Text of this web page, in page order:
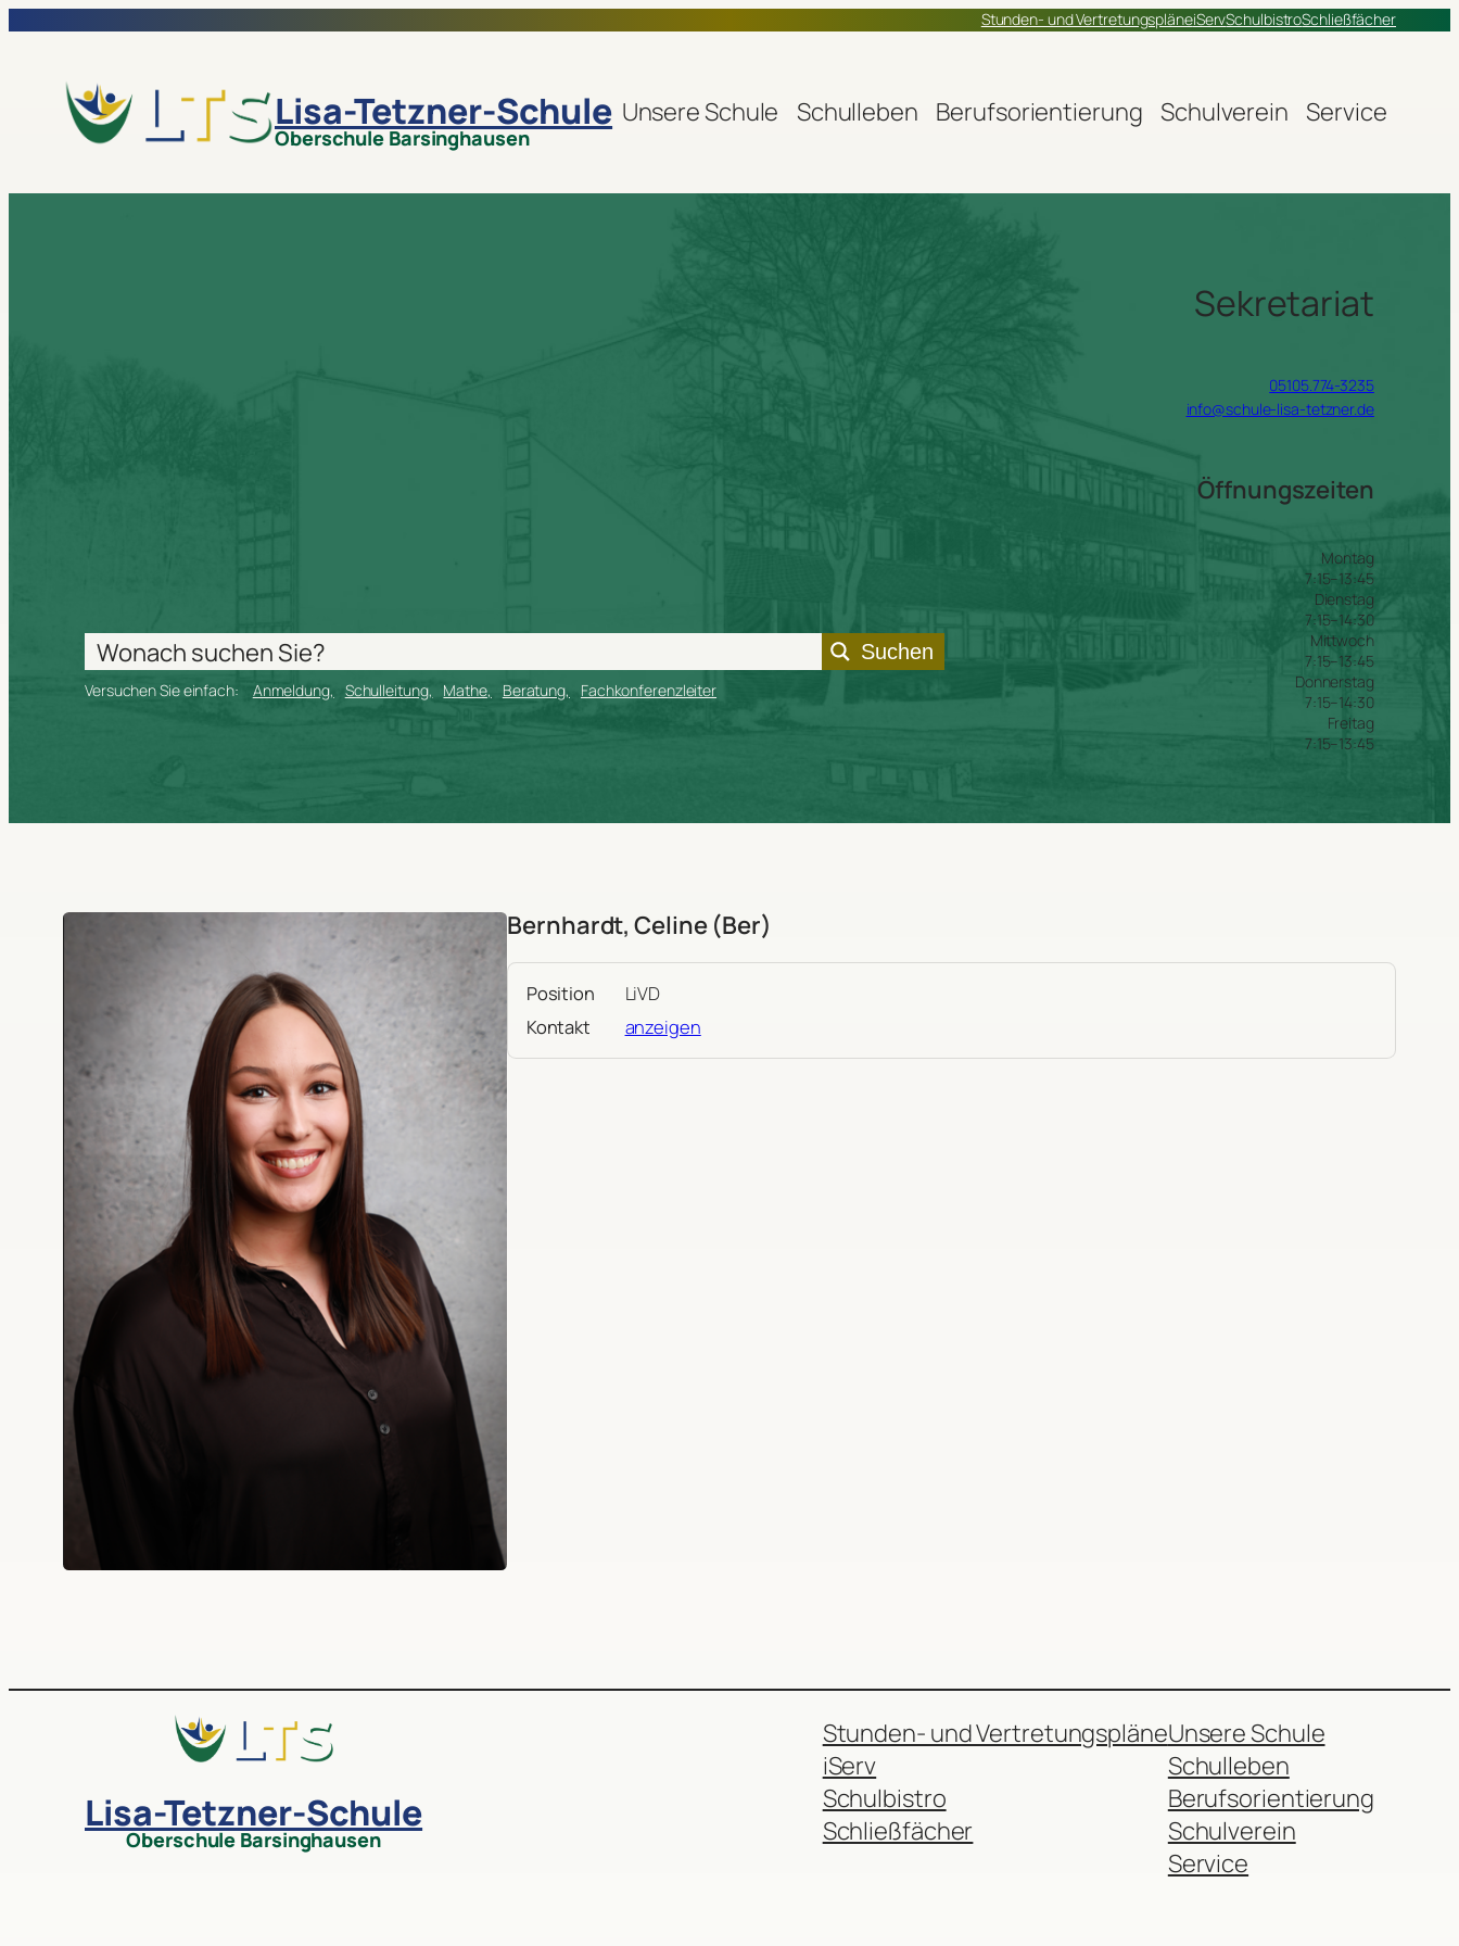
Stunden- und VertretungspläneiServSchulbistroSchließfächer
Lisa-Tetzner-Schule
Oberschule Barsinghausen
Unsere Schule Schulleben Berufsorientierung Schulverein Service
Suchen
Versuchen Sie einfach: Anmeldung Schulleitung Mathe Beratung Fachkonferenzleiter
Sekretariat
05105.774-3235
info@schule-lisa-tetzner.de
Öffnungszeiten
Montag
7:15–13:45
Dienstag
7:15–14:30
Mittwoch
7:15–13:45
Donnerstag
7:15–14:30
Freitag
7:15–13:45
Bernhardt, Celine (Ber)
Position
LiVD
Kontakt
anzeigen
Lisa-Tetzner-Schule
Oberschule Barsinghausen
Stunden- und Vertretungspläne
iServ
Schulbistro
Schließfächer
Unsere Schule
Schulleben
Berufsorientierung
Schulverein
Service